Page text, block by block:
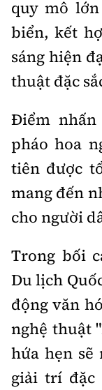
Tổng biên tập:
Phó Tổng biên
Nguyễn Đức
Hotline:
Email:
Cấm sao chép
chấp thuận bằng
Thông tin tòa
soạn
quy mô
biển, kết
sáng hiện
thuật đặc
Điểm
pháo hoa
tiên được
mang đến
cho người
Trong bối
Du lịch
động văn
nghệ thuật
hứa hẹn
giải trí đặc